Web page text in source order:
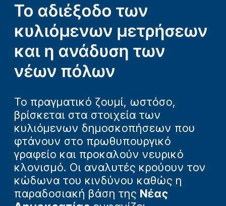
Το αδιέξοδο των
κυλιόμενων μετρήσεων
και η ανάδυση των
νέων πόλων
Το πραγματικό ζουμί, ωστόσο,
βρίσκεται στα στοιχεία των
κυλιόμενων δημοσκοπήσεων που
φτάνουν στο πρωθυπουργικό
γραφείο και προκαλούν νευρικό
κλονισμό. Οι αναλυτές κρούουν τον
κώδωνα του κινδύνου καθώς η
παραδοσιακή βάση της Νέας